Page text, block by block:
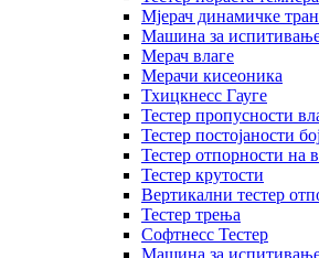
Мјерач динамичке
Машина за
Мерач влаге
Мерачи кисеоника
Тхицкнесс Гауге
Тестер пропусности
Тестер постојаности
Тестер отпорности на
Тестер крутости
Вертикални тестер
Тестер трења
Софтнесс Тестер
Машина за